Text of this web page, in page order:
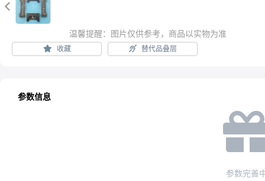

温馨提醒：图片仅供参考，商品以实物为准
收藏 替代品叠层
参数信息
参数完善